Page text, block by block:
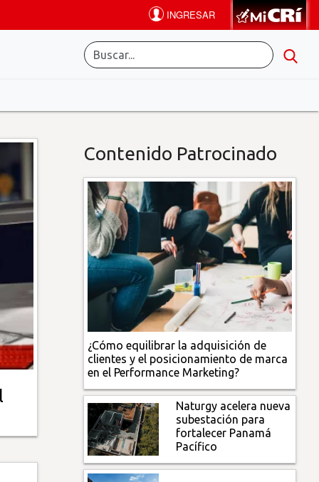
Contenido Patrocinado
¿Cómo equilibrar la adquisición de
clientes y el posicionamiento de marca
en el Performance Marketing?
Naturgy acelera nueva
subestación para
fortalecer Panamá
Pacífico